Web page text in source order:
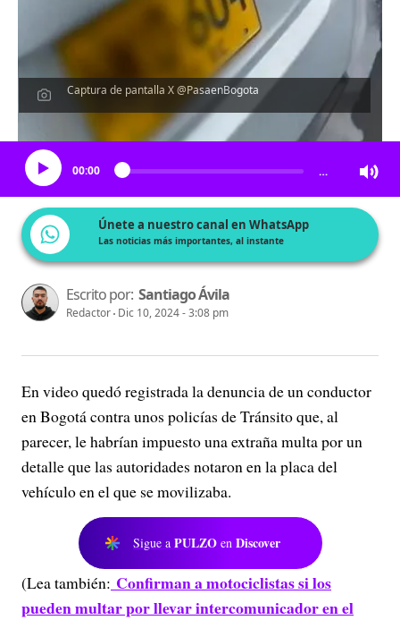
Captura de pantalla X @PasaenBogota
Escucha el artículo
00:00 …
Únete a nuestro canal en WhatsApp
Las noticias más importantes, al instante
Escrito por: Santiago Ávila
Redactor Dic 10, 2024 - 3:08 pm
En video quedó registrada la denuncia de un conductor
en Bogotá contra unos policías de Tránsito que, al
parecer, le habrían impuesto una extraña multa por un
detalle que las autoridades notaron en la placa del
vehículo en el que se movilizaba.
Sigue a PULZO en Discover
(Lea también: Confirman a motociclistas si los
pueden multar por llevar intercomunicador en el